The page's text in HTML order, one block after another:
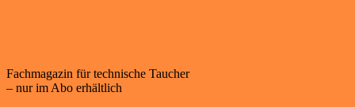
Fachmagazin für technische Taucher
– nur im Abo erhältlich